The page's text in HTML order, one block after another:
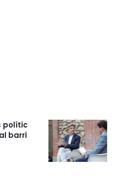
polític
barri